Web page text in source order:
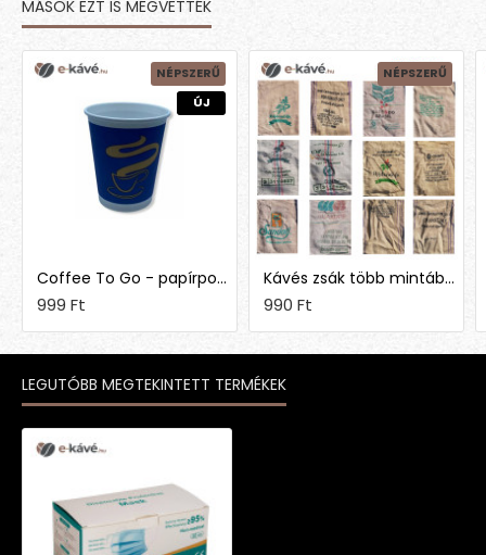
MÁSOK EZT IS MEGVETTÉK
NÉPSZERŰ
ÚJ
Coffee To Go - papírpohár 1,5 dl (50 db)
999 Ft
NÉPSZERŰ
Kávés zsák több mintában
990 Ft
LEGUTÓBB MEGTEKINTETT TERMÉKEK